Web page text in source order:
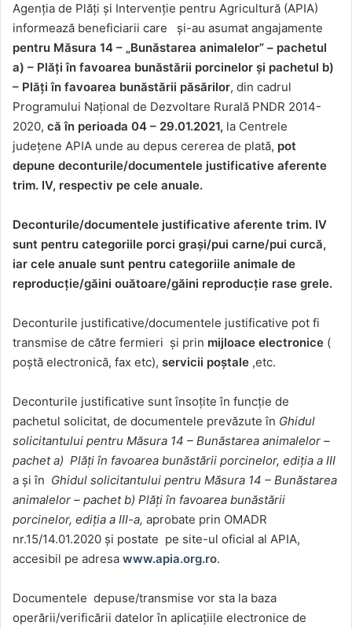
Agenția de Plăți și Intervenție pentru Agricultură (APIA)
informează beneficiarii care și-au asumat angajamente
pentru Măsura 14 – „Bunăstarea animalelor” – pachetul
a) – Plăți în favoarea bunăstării porcinelor și pachetul b)
– Plăți în favoarea bunăstării păsărilor, din cadrul
Programului Național de Dezvoltare Rurală PNDR 2014-
2020, că în perioada 04 – 29.01.2021, la Centrele
județene APIA unde au depus cererea de plată, pot
depune deconturile/documentele justificative aferente
trim. IV, respectiv pe cele anuale.
Deconturile/documentele justificative aferente trim. IV
sunt pentru categoriile porci grași/pui carne/pui curcă,
iar cele anuale sunt pentru categoriile animale de
reproducție/găini ouătoare/găini reproducție rase grele.
Deconturile justificative/documentele justificative pot fi
transmise de către fermieri și prin mijloace electronice (
poștă electronică, fax etc), servicii poștale ,etc.
Deconturile justificative sunt însoțite în funcție de
pachetul solicitat, de documentele prevăzute în Ghidul
solicitantului pentru Măsura 14 – Bunăstarea animalelor –
pachet a) Plăți în favoarea bunăstării porcinelor, ediția a III
a și în Ghidul solicitantului pentru Măsura 14 – Bunăstarea
animalelor – pachet b) Plăți în favoarea bunăstării
porcinelor, ediția a III-a, aprobate prin OMADR
nr.15/14.01.2020 și postate pe site-ul oficial al APIA,
accesibil pe adresa www.apia.org.ro.
Documentele depuse/transmise vor sta la baza
operării/verificării datelor în aplicațiile electronice de